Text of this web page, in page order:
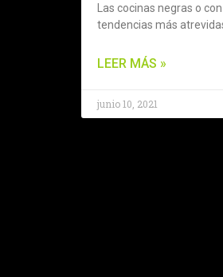
Las cocinas negras o
tendencias más
LEER MÁS »
junio 10, 2021